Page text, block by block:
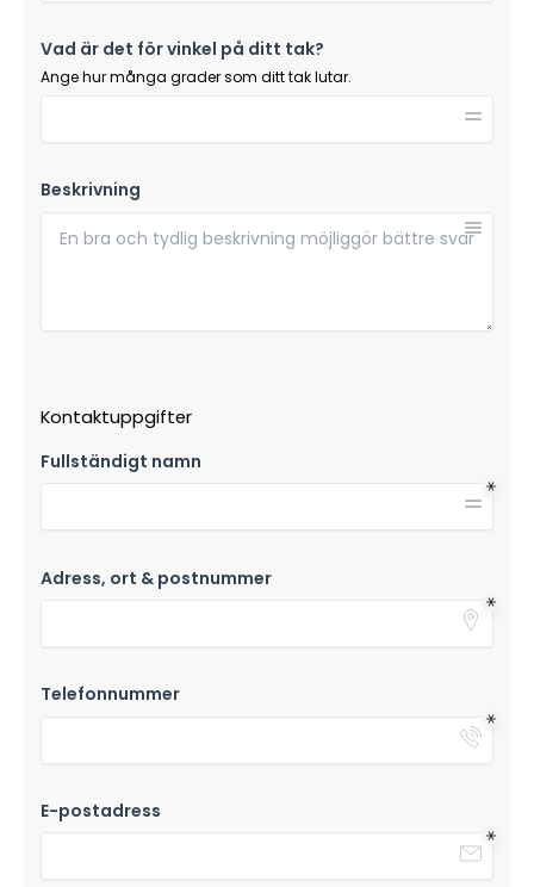
Vad är det för vinkel på ditt tak?
Ange hur många grader som ditt tak lutar.
Beskrivning
Kontaktuppgifter
Fullständigt namn
Adress, ort & postnummer
Telefonnummer
E-postadress